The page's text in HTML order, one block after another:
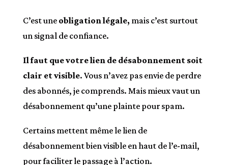
C’est une obligation légale, mais c’est surtout
un signal de confiance.
Il faut que votre lien de désabonnement soit
clair et visible. Vous n’avez pas envie de perdre
des abonnés, je comprends. Mais mieux vaut un
désabonnement qu’une plainte pour spam.
Certains mettent même le lien de
désabonnement bien visible en haut de l’e-mail,
pour faciliter le passage à l’action.